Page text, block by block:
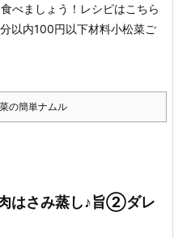
べましょう！ レシピはこちら
以内100円以下材料小松菜ご
の簡単ナムル
はさみ蒸し♪旨➁ダレ